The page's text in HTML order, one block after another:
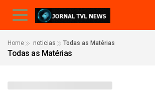
Home noticias Todas as Matérias
Todas as Matérias